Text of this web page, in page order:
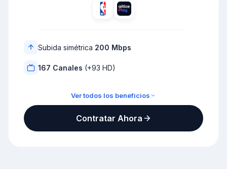
Subida simétrica 200 Mbps
167 Canales (+93 HD)
Ver todos los beneficios
TV Full + Altice TV ProContratar Ahora